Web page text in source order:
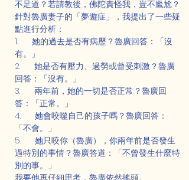
不足道？若請教後，佛陀責怪我，豈不尷尬？
針對魯廣妻子的「夢遊症」，我提出了一些疑
點進行分析：
1.      她的過去是否有病歷？魯廣回答：「沒
有。」
2.      她是否有壓力、過勞或曾受刺激？魯廣
回答：「沒有。」
3.      兩年前，她的一切是否正常？魯廣回
答：「正常。」
4.      她會咬噬自己的孩子嗎？魯廣回答：
「不會。」
5.      她只咬你（魯廣），你兩年前是否發生
過特別的事情？魯廣答道：「不曾發生什麼特
別的事。」
我要他再仔細思考，魯廣依然搖頭。